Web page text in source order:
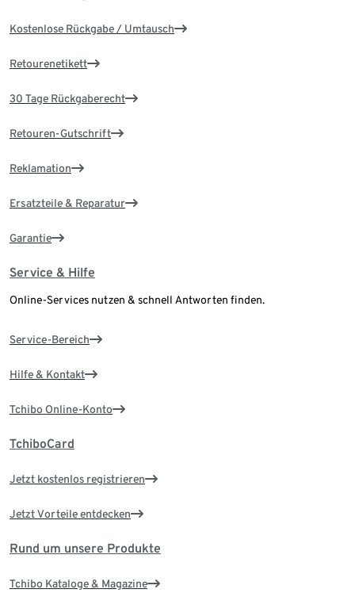
Kostenlose Rückgabe / Umtausch
Retourenetikett
30 Tage Rückgaberecht
Retouren-Gutschrift
Reklamation
Ersatzteile & Reparatur
Garantie
Service & Hilfe
Online-Services nutzen & schnell Antworten finden.
Service-Bereich
Hilfe & Kontakt
Tchibo Online-Konto
TchiboCard
Jetzt kostenlos registrieren
Jetzt Vorteile entdecken
Rund um unsere Produkte
Tchibo Kataloge & Magazine